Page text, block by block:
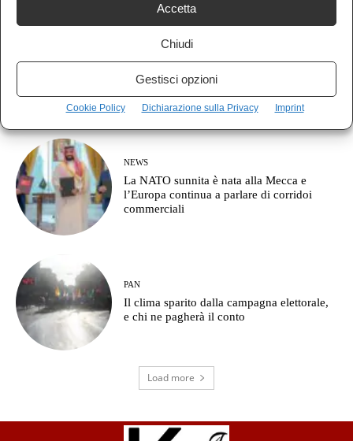
Accetta
Chiudi
Gestisci opzioni
Cookie Policy Dichiarazione sulla Privacy Imprint
Il Giappone indica la Cina come nemico:
pronto a combattere fino a Taiwan
NEWS
La NATO sunnita è nata alla Mecca e
l’Europa continua a parlare di corridoi
commerciali
PAN
Il clima sparito dalla campagna elettorale,
e chi ne pagherà il conto
Load more